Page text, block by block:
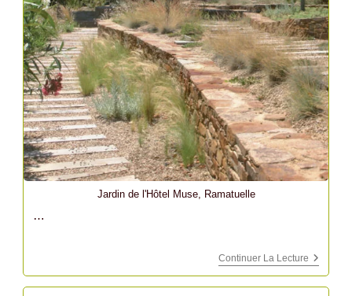
Jardin de l'Hôtel Muse, Ramatuelle
…
Continuer La LectureHôtel
Muse